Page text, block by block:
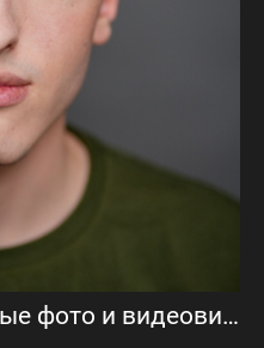
Никита Бойко (базовые фото и видеовизитка)